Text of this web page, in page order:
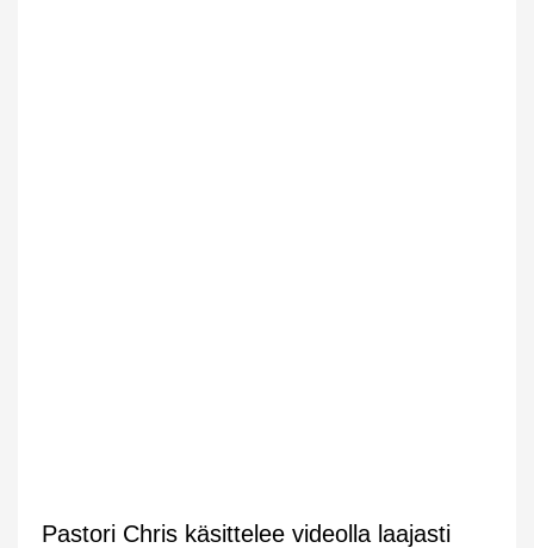
Pastori Chris käsittelee videolla laajasti